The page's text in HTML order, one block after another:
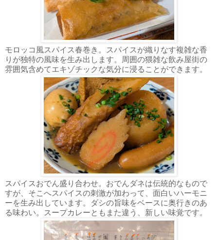
モロッコ風スパイス春巻き。スパイスが織りなす複雑な香
りが独特の風味を生み出します。周囲の猥雑な飲み屋街の
雰囲気含めてエキゾチックな気分に浸ることができます。
スパイスおでん盛り合わせ。おでんダネは伝統的なもので
すが、そこへスパイスの刺激が加わって、面白いハーモニ
ーを生み出しています。ダシの旨味をベースに奥行きのあ
る味わい。スープカレーともまた違う、新しい味覚です。